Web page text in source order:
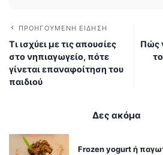
ΠΡΟΗΓΟΎΜΕΝΗ ΕΊΔΗΣΗ
Τι ισχύει με τις απουσίες
στο νηπιαγωγείο, πότε
γίνεται επαναφοίτηση του
παιδιού
Πώς
Δες ακόμα
Frozen yogurt ή